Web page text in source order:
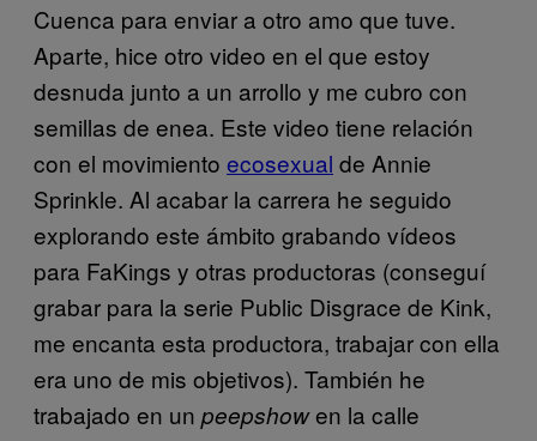
Cuenca para enviar a otro amo que tuve.
Aparte, hice otro video en el que estoy
desnuda junto a un arrollo y me cubro con
semillas de enea. Este video tiene relación
con el movimiento ecosexual de Annie
Sprinkle. Al acabar la carrera he seguido
explorando este ámbito grabando vídeos
para FaKings y otras productoras (conseguí
grabar para la serie Public Disgrace de Kink,
me encanta esta productora, trabajar con ella
era uno de mis objetivos). También he
trabajado en un peepshowen la calle